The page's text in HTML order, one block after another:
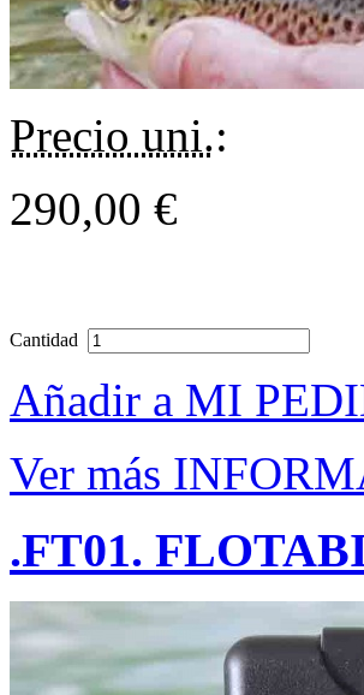
Precio uni.:
290,00 €
Cantidad
Añadir a MI
Ver más
.FT01.